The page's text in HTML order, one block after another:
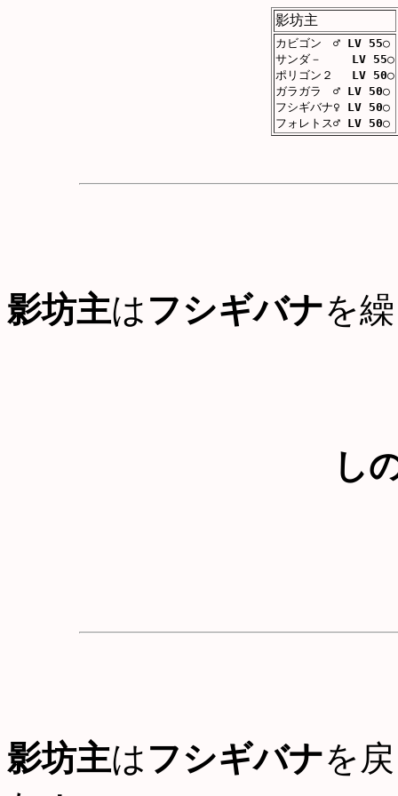
影坊主
カビゴン ♂ LV 55○
サンダ－
LV 55○
ポリゴン２
LV 50○
ガラガラ ♂ LV 50○
フシギバナ♀ LV 50○
フォレトス♂ LV 50○
影坊主はフシギバナを
し
影坊主はフシギバナを